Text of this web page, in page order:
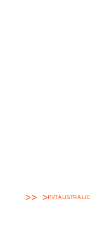
> PVTAUSTRALIE